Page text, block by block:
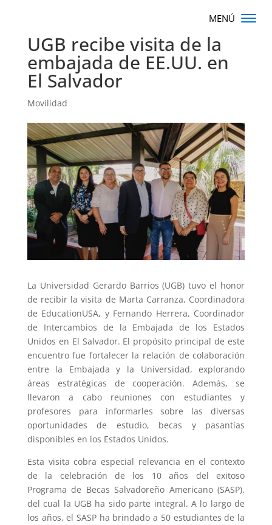
UGB recibe visita de la
embajada de EE.UU. en
El Salvador
Movilidad
La Universidad Gerardo Barrios (UGB) tuvo el honor
de recibir la visita de Marta Carranza, Coordinadora
de EducationUSA, y Fernando Herrera, Coordinador
de Intercambios de la Embajada de los Estados
Unidos en El Salvador. El propósito principal de este
encuentro fue fortalecer la relación de colaboración
entre la Embajada y la Universidad, explorando
áreas estratégicas de cooperación. Además, se
llevaron a cabo reuniones con estudiantes y
profesores para informarles sobre las diversas
oportunidades de estudio, becas y pasantías
disponibles en los Estados Unidos.
Esta visita cobra especial relevancia en el contexto
de la celebración de los 10 años del exitoso
Programa de Becas Salvadoreño Americano (SASP),
del cual la UGB ha sido parte integral. A lo largo de
los años, el SASP ha brindado a 50 estudiantes de la